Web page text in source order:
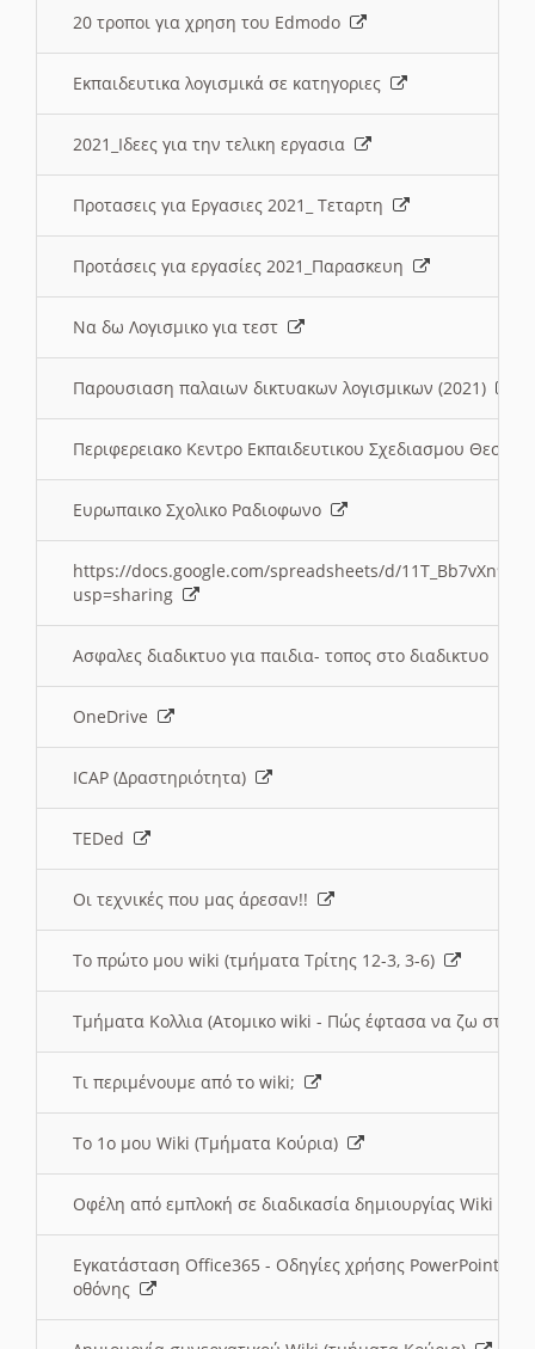
20 τροποι για χρηση του Edmodo
Εκπαιδευτικα λογισμικά σε κατηγοριες
2021_Ιδεες για την τελικη εργασια
Προτασεις για Εργασιες 2021_ Τεταρτη
Προτάσεις για εργασίες 2021_Παρασκευη
Να δω Λογισμικο για τεστ
Παρουσιαση παλαιων δικτυακων λογισμικων (2021)
Περιφερειακο Κεντρο Εκπαιδευτικου Σχεδιασμου
Ευρωπαικο Σχολικο Ραδιοφωνο
https://docs.google.com/spreadsheets/d/
usp=sharing
Ασφαλες διαδικτυο για παιδια- τοπος στο διαδικτυο
OneDrive
ICAP (Δραστηριότητα)
TEDed
Οι τεχνικές που μας άρεσαν!!
Το πρώτο μου wiki (τμήματα Τρίτης 12-3, 3-6)
Τμήματα Κολλια (Ατομικο wiki - Πώς έφτασα να ζω στην
Τι περιμένουμε από το wiki;
Το 1ο μου Wiki (Τμήματα Κούρια)
Οφέλη από εμπλοκή σε διαδικασία δημιουργίας Wiki
Εγκατάσταση Office365 - Οδηγίες χρήσης PowerPoint
οθόνης